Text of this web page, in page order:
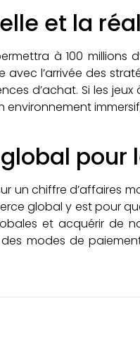
et la
à 100 millions
avec l’arrivée des
d’achat. Si les
pour
un chiffre d’affaires
global y est pour
et acquérir de
modes de